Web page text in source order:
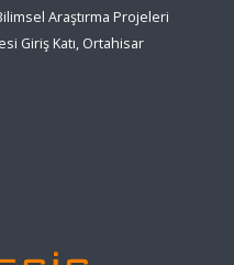
Araştırma Projeleri
Giriş Katı, Ortahisar